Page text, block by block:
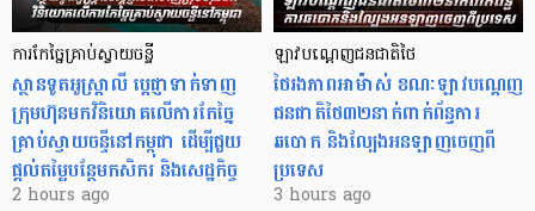
ការកែច្នៃគ្រាប់ស្វាយចន្ទី
ស្ថានទូតអូស្ត្រាលី ប្តេជ្ញាទាក់ទាញ
ក្រុមហ៊ុនមក​វិនិយោគលើការកែច្នៃ
គ្រាប់ស្វាយចន្ទីនៅកម្ពុជា ដើម្បីជួយ
ផ្តល់តម្លៃបន្ថែមកសិករ និងសេដ្ឋកិច្ច
2 hours ago
ឡាវបណ្តេញជនជាតិថៃ
ថៃរងភាពអាម៉ាស់ ខណៈឡាវបណ្តេញ
ជនជាតិថៃ៣២នាក់ពាក់ព័ន្ធការ
ឆបោក និងល្បែងអនឡាញចេញពី
ប្រទេស
3 hours ago